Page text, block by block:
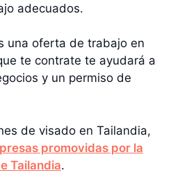
adecuados.
una oferta de trabajo en
te contrate te ayudará a
y un permiso de
de visado en Tailandia,
promovidas por la
Tailandia.